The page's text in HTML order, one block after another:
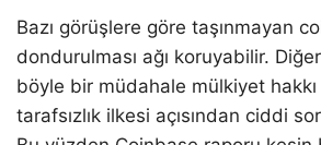
Bazı görüşlere göre taşınmayan
dondurulması ağı koruyabilir.
böyle bir müdahale mülkiyet hakkı
tarafsızlık ilkesi açısından ciddi